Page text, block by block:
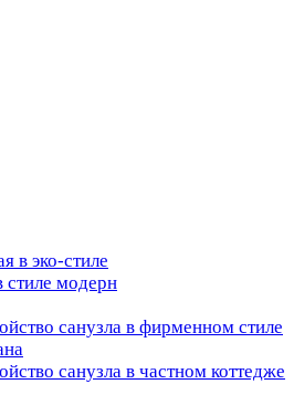
в эко-стиле
стиле модерн
санузла в фирменном стиле
санузла в частном коттедже